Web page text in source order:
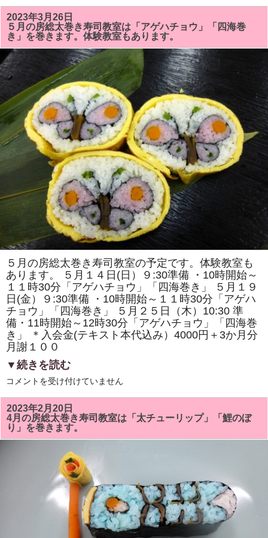
の
房
総
太
巻
き
寿
司
教
室
は
「ト
ロ
ッ
列
車」
「正
巻
教
室
も
あ
り
ま
す。
は
2023年3月26日
５月の房総太巻き寿司教室は「アゲハチョウ」「四海巻
き」を巻きます。体験教室もあります。
５月の房総太巻き寿司教室の予定です。体験教室も
あります。 ５月１４日(日）９:30準備 ・10時開始～
１１時30分「アゲハチョウ」「四海巻き」 ５月１９
日(金）９:30準備 ・10時開始～１１時30分「アゲハ
チョウ」「四海巻き」 ５月２５日（木）10:30 準
備・11時開始～12時30分「アゲハチョウ」「四海巻
き」 ＊入会金(テキスト本代込み）4000円＋3か月分
月謝１００
▼続きを読む
５
の
房
総
太
巻
き
コメントを受け付けていません
2023年2月20日
4月の房総太巻き寿司教室は「太チューリップ」「鯉のぼ
り」を巻きます。